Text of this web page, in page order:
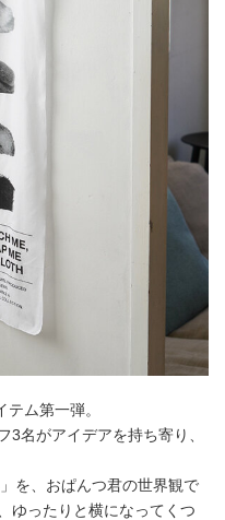
ム第一弾。
3名がアイデアを持ち寄り、
を、おぱんつ君の世界観で
ゆったりと横になってくつ